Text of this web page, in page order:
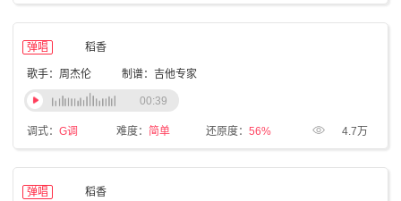
弹唱 稻香
歌手：周杰伦 制谱：吉他专家
调式： G调 难度： 简单 还原度： 56% 4.7万
00:39
弹唱 稻香